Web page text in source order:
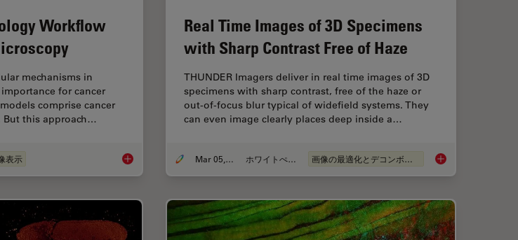
Workflow
mechanisms in
for cancer
comprise cancer
But this approach…
表示 Improve 3D Cell Biology Workflow with Light Sheet Microscopy
Real Time Images of 3D Specimens
with Sharp Contrast Free of Haze
THUNDER Imagers deliver in real time images of 3D
specimens with sharp contrast, free of the haze or
out-of-focus blur typical of widefield systems. They
can even image clearly places deep inside a…
Mar 05, 2019 ホワイトぺーパー 画像の最適化とデコンボリューション Real Time Images